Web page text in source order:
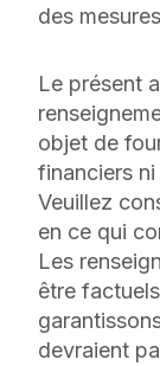
des
Le présent
objet de
financiers ni
Veuillez
en ce qui
Les
être
devraient